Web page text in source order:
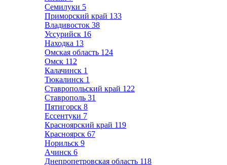
Семилуки 5
Приморский край 133
Владивосток 38
Уссурийск 16
Находка 13
Омская область 124
Омск 112
Калачинск 1
Тюкалинск 1
Ставропольский край 122
Ставрополь 31
Пятигорск 8
Ессентуки 7
Красноярский край 119
Красноярск 67
Норильск 9
Ачинск 6
Днепропетровская область 118